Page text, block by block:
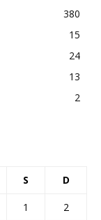
380
15
24
13
2
S D
1
2